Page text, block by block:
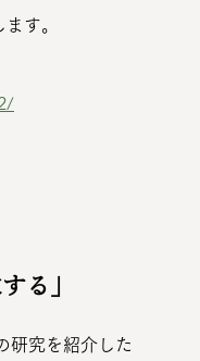
す。
る」
研究を紹介した